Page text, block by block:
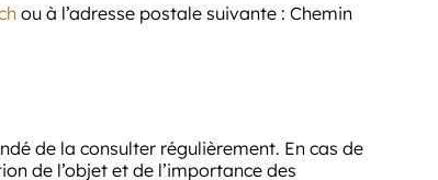
ou à l’adresse postale suivante : Chemin
de la consulter régulièrement. En cas de
de l’objet et de l’importance des